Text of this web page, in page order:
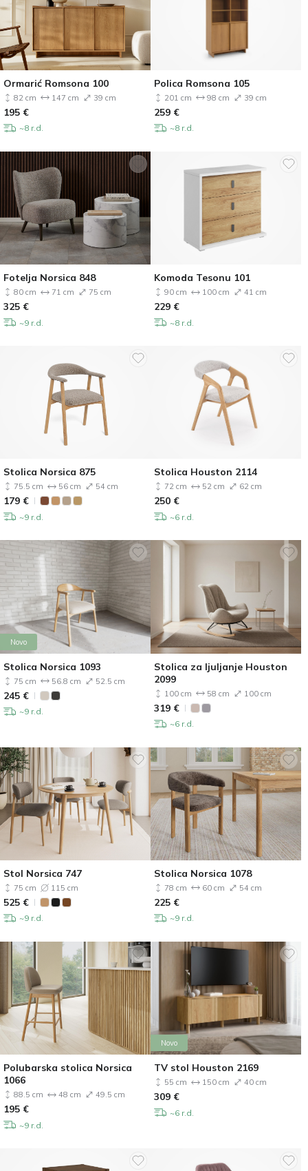
Ormarić Romsona 100
82 cm 147 cm 39 cm
195 €
~8 r.d.
Polica Romsona 105
201 cm 98 cm 39 cm
259 €
~8 r.d.
Fotelja Norsica 848
80 cm 71 cm 75 cm
325 €
~9 r.d.
Komoda Tesonu 101
90 cm 100 cm 41 cm
229 €
~8 r.d.
Stolica Norsica 875
75.5 cm 56 cm 54 cm
179 €
~9 r.d.
Stolica Houston 2114
72 cm 52 cm 62 cm
250 €
~6 r.d.
Novo
Stolica Norsica 1093
75 cm 56.8 cm 52.5 cm
245 €
~9 r.d.
Stolica za ljuljanje Houston
2099
100 cm 58 cm 100 cm
319 €
~6 r.d.
Stol Norsica 747
75 cm 115 cm
525 €
~9 r.d.
Stolica Norsica 1078
78 cm 60 cm 54 cm
225 €
~9 r.d.
Polubarska stolica Norsica
1066
88.5 cm 48 cm 49.5 cm
195 €
~9 r.d.
Novo
TV stol Houston 2169
55 cm 150 cm 40 cm
309 €
~6 r.d.